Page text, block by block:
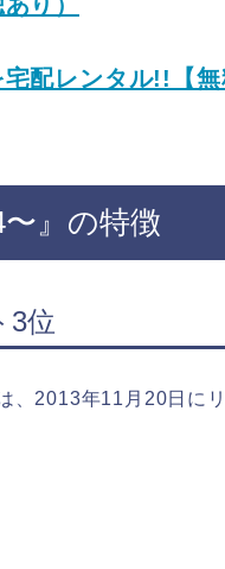
配レンタル!!【無
〜』の特徴
3位
、2013年11月20日に